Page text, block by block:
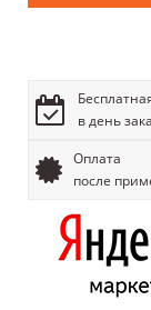
в день
Оплата
после